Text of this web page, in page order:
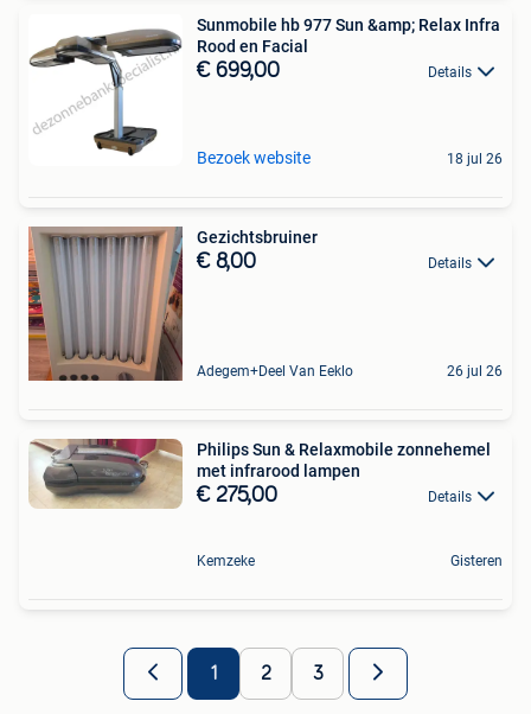
Sunmobile hb 977 Sun &amp; Relax Infra
Rood en Facial
€ 699,00 Details
Bezoek website 18 jul 26
Gezichtsbruiner
€ 8,00 Details
Adegem+Deel Van Eeklo 26 jul 26
Philips Sun & Relaxmobile zonnehemel
met infrarood lampen
€ 275,00 Details
Kemzeke Gisteren
1 2 3